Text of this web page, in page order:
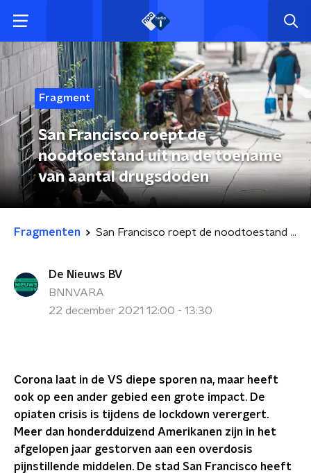
Fragment
San Francisco roept de
noodtoestand uit na de toename
van aantal drugsdoden
Fragmenten San Francisco roept de noodtoestand uit na de toename van aantal drugsdoden
De Nieuws BV
BNNVARA
22 december 2021 12:00 - 13:30
Corona laat in de VS diepe sporen na, maar heeft
ook op een ander gebied een grote impact. De
opiaten crisis is tijdens de lockdown verergert.
Meer dan honderdduizend Amerikanen zijn in het
afgelopen jaar gestorven aan een overdosis
pijnstillende middelen. De stad San Francisco heeft